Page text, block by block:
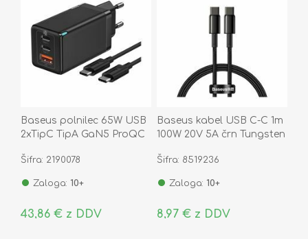
Baseus polnilec 65W USB
2xTipC TipA GaN5 ProQC
Šifra: 2190078
Zaloga: 10+
43,86 € z DDV
Baseus kabel USB C-C 1m
100W 20V 5A črn Tungsten
Šifra: 8519236
Zaloga: 10+
8,97 € z DDV